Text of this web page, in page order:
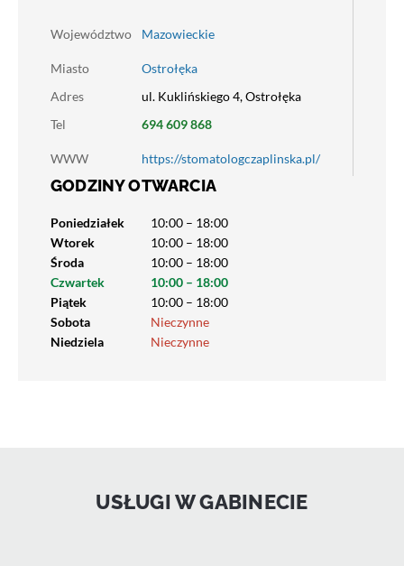
Województwo Mazowieckie
Miasto
Ostrołęka
Adres
ul. Kuklińskiego 4, Ostrołęka
Tel
694 609 868
WWW https://stomatologczaplinska.pl/
GODZINY OTWARCIA
Poniedziałek
10:00 – 18:00
Wtorek
10:00 – 18:00
Środa
10:00 – 18:00
Czwartek
10:00 – 18:00
Piątek
10:00 – 18:00
Sobota
Nieczynne
Niedziela
Nieczynne
USŁUGI W GABINECIE